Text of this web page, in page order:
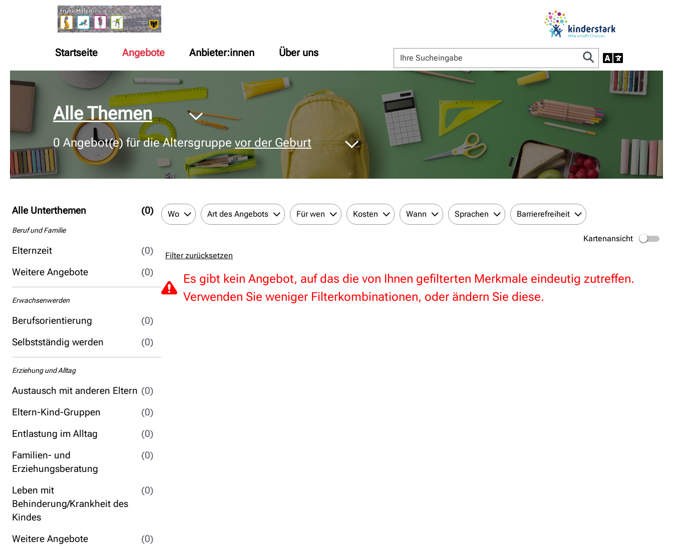
Startseite Angebote Anbieter:innen Über uns
Alle Themen
0 Angebot(e) für die Altersgruppe vor der Geburt
Alle Unterthemen (0)
Beruf und Familie
Elternzeit
(0)
Weitere Angebote
(0)
Erwachsenwerden
Berufsorientierung
(0)
Selbstständig werden
(0)
Erziehung und Alltag
Austausch mit anderen Eltern (0)
Eltern-Kind-Gruppen
(0)
Entlastung im Alltag
(0)
Familien- und
Erziehungsberatung
(0)
Leben mit
Behinderung/Krankheit des
Kindes
(0)
Weitere Angebote (0)
Wo Art des Angebots Für wen Kosten Wann Sprachen Barrierefreiheit
Kartenansicht
Filter zurücksetzen
Es gibt kein Angebot, auf das die von Ihnen gefilterten Merkmale eindeutig zutreffen.
Verwenden Sie weniger Filterkombinationen, oder ändern Sie diese.